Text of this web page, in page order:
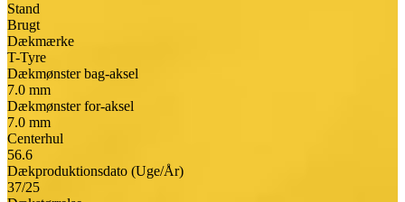
Stand
Brugt
Dækmærke
T-Tyre
Dækmønster bag-aksel
7.0 mm
Dækmønster for-aksel
7.0 mm
Centerhul
56.6
Dækproduktionsdato (Uge/År)
37/25